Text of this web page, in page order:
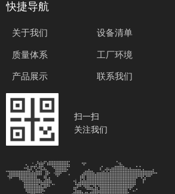
扫一扫
关注我们
关于我们
质量体系
产品展示
设备清单
工厂环境
联系我们
快捷导航